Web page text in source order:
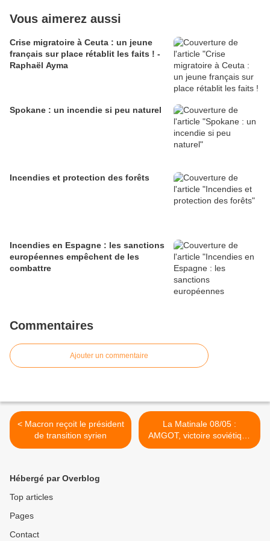
Vous aimerez aussi
Crise migratoire à Ceuta : un jeune
français sur place rétablit les faits ! -
Raphaël Ayma
Spokane : un incendie si peu naturel
Incendies et protection des forêts
Incendies en Espagne : les sanctions
européennes empêchent de les
combattre
Commentaires
Ajouter un commentaire
< Macron reçoit le président
de transition syrien
La Matinale 08/05 :
AMGOT, victoire soviétique
: deux historiens
Hébergé par Overblog
Top articles
Pages
Contact